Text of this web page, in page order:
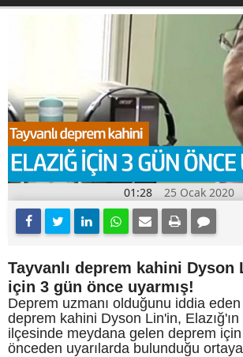
01:28 25 Ocak 2020
Tayvanlı deprem kahini Dyson
için 3 gün önce uyarmış!
Deprem uzmanı olduğunu iddia eden
deprem kahini Dyson Lin'in,
ilçesinde meydana gelen deprem
önceden uyarılarda bulunduğu ortaya